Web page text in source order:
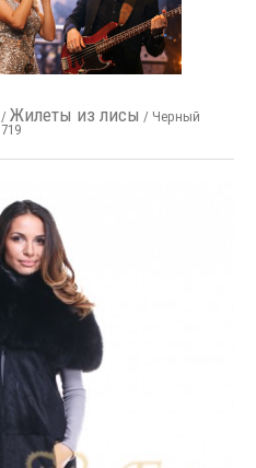
/ Жилеты из лисы / Черный